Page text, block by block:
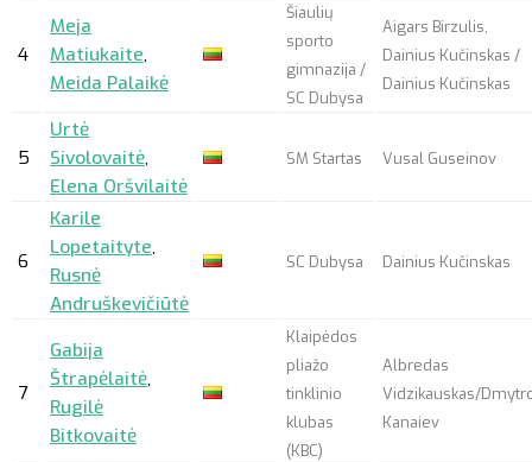
4
Meja
Matiukaite,
Meida Palaikė
Šiaulių
sporto
gimnazija /
SC Dubysa
Aigars Birzulis,
Dainius Kučinskas /
Dainius Kučinskas
5
Urtė
Sivolovaitė,
Elena Oršvilaitė
SM Startas Vusal Guseinov
6
Karile
Lopetaityte,
Rusnė
Andruškevičiūtė
SC Dubysa Dainius Kučinskas
7
Gabija
Štrapėlaitė,
Rugilė
Bitkovaitė
Klaipėdos
pliažo
tinklinio
klubas
(KBC)
Albredas
Vidzikauskas/
Kanaiev